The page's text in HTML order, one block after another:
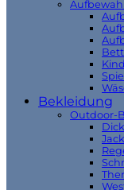
Bekleidung
Outdoor-